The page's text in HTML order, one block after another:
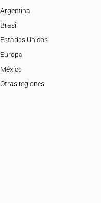
Argentina
Brasil
Estados Unidos
Europa
México
Otras regiones